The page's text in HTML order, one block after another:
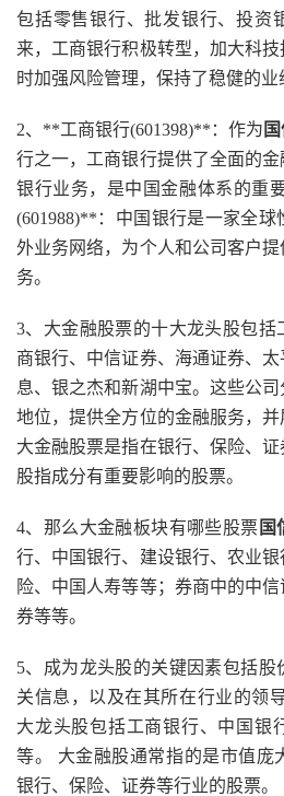
包括零售银行、批发银行、投资
来，工商银行积极转型，加大科
时加强风险管理，保持了稳健的业
2、**工商银行(601398)**：作为
行之一，工商银行提供了全面的
银行业务，是中国金融体系的重
(601988)**：中国银行是一家全
外业务网络，为个人和公司客户
务。
3、大金融股票的十大龙头股包括
商银行、中信证券、海通证券、
息、银之杰和新湖中宝。这些公
地位，提供全方位的金融服务，并
大金融股票是指在银行、保险、
股指成分有重要影响的股票。
4、那么大金融板块有哪些股票 国
行、中国银行、建设银行、农业
险、中国人寿等等；券商中的中
券等等。
5、成为龙头股的关键因素包括股
关信息，以及在其所在行业的领
大龙头股包括工商银行、中国银
等。 大金融股通常指的是市值庞
银行、保险、证券等行业的股票。